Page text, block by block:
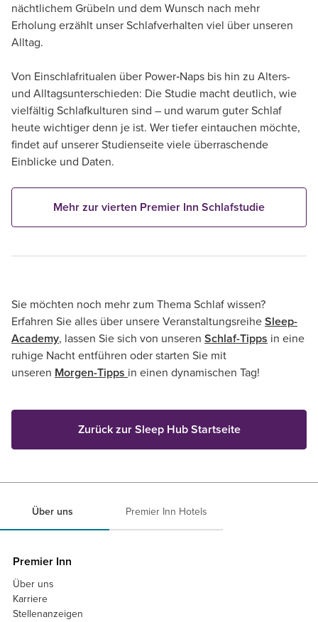
nächtlichem Grübeln und dem Wunsch nach mehr
Erholung erzählt unser Schlafverhalten viel über unseren
Alltag.
Von Einschlafritualen über Power‑Naps bis hin zu Alters-
und Alltagsunterschieden: Die Studie macht deutlich, wie
vielfältig Schlafkulturen sind – und warum guter Schlaf
heute wichtiger denn je ist. Wer tiefer eintauchen möchte,
findet auf unserer Studienseite viele überraschende
Einblicke und Daten.
Mehr zur vierten Premier Inn Schlafstudie
Sie möchten noch mehr zum Thema Schlaf wissen?
Erfahren Sie alles über unsere Veranstaltungsreihe Sleep-
Academy, lassen Sie sich von unseren Schlaf-Tipps in eine
ruhige Nacht entführen oder starten Sie mit
unseren Morgen-Tipps in einen dynamischen Tag!
Zurück zur Sleep Hub Startseite
Über uns Premier Inn Hotels
Premier Inn
Über uns
Karriere
Stellenanzeigen